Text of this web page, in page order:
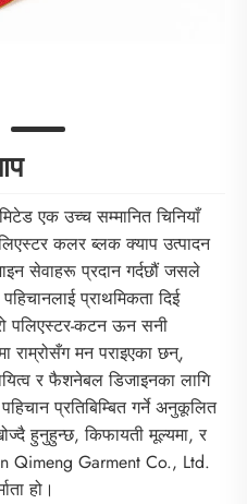
एक उच्च सम्मानित चिनियाँ
कलर ब्लक क्याप उत्पादन
सेवाहरू प्रदान गर्दछौं जसले
प्राथमिकता दिई
पलिएस्टर-कटन ऊन सनी
राम्रोसँग मन पराइएका छन्,
र फैशनेबल डिजाइनका लागि
प्रतिबिम्बित गर्ने अनुकूलित
हुनुहुन्छ, किफायती मूल्यमा, र
Qimeng Garment Co., Ltd.
हो।